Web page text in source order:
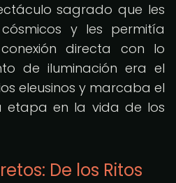
sagrado que les
y les permitía
directa con lo
de iluminación era el
eleusinos y marcaba el
etapa en la vida de los
De los Ritos